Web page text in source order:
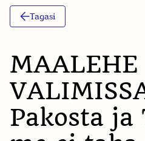
Tagasi
MAALEHE
Pakosta ja